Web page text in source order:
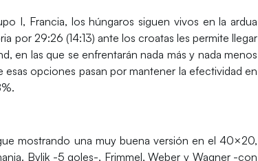
I, Francia, los húngaros siguen vivos en la ardua
por 29:26 (14:13) ante los croatas les permite llegar
en las que se enfrentarán nada más y nada menos
esas opciones pasan por mantener la efectividad en
mostrando una muy buena versión en el 40×20,
Bylik -5 goles-, Frimmel, Weber y Wagner -con